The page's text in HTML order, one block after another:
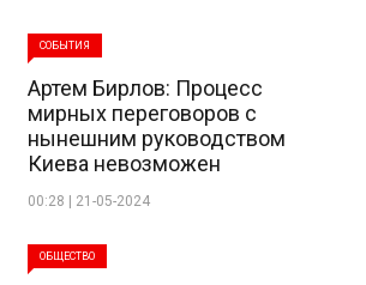
СОБЫТИЯ
Артем Бирлов: Процесс
мирных переговоров с
нынешним руководством
Киева невозможен
00:28 | 21-05-2024
ОБЩЕСТВО